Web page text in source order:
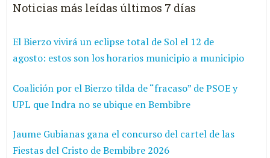
Noticias más leídas últimos 7 días
El Bierzo vivirá un eclipse total de Sol el 12 de
agosto: estos son los horarios municipio a municipio
Coalición por el Bierzo tilda de “fracaso” de PSOE y
UPL que Indra no se ubique en Bembibre
Jaume Gubianas gana el concurso del cartel de las
Fiestas del Cristo de Bembibre 2026